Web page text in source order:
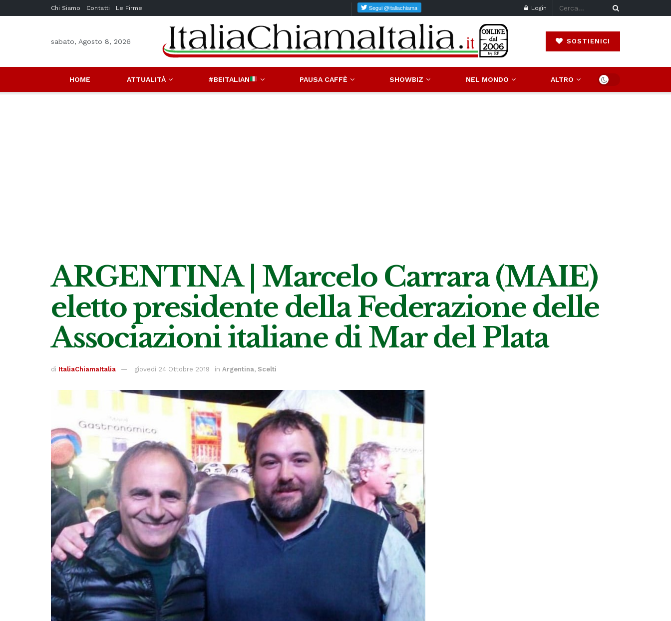
Chi Siamo Contatti Le Firme Login
sabato, Agosto 8, 2026 SOSTIENICI
HOME ATTUALITÀ #BEITALIAN PAUSA CAFFÈ SHOWBIZ NEL MONDO ALTRO
ARGENTINA | Marcelo Carrara (MAIE)
eletto presidente della Federazione delle
Associazioni italiane di Mar del Plata
di ItaliaChiamaItalia giovedì 24 Ottobre 2019 in Argentina, Scelti